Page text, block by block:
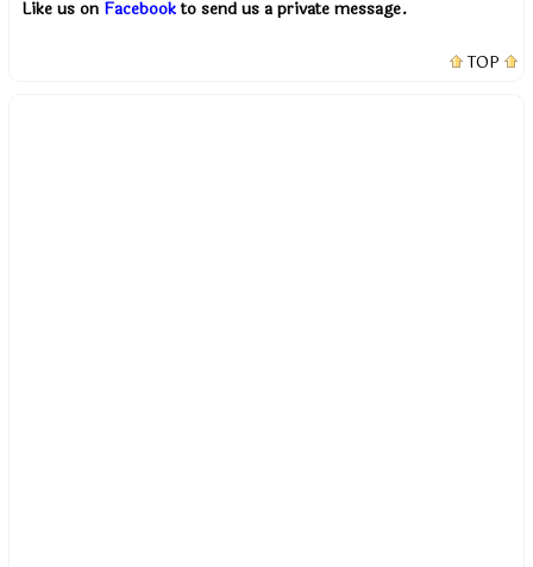
Like us on Facebookto send us a private message.
TOP